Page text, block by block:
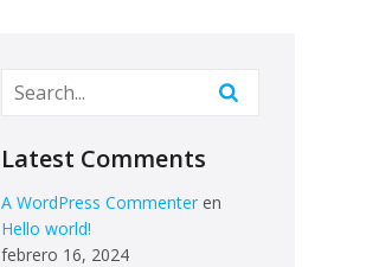
Latest Comments
A WordPress Commenter en
Hello world!
febrero 16, 2024